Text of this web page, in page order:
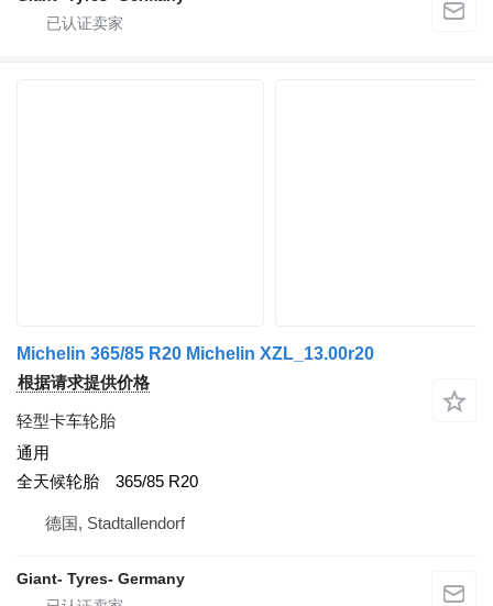
Michelin 365/85 R20 Michelin XZL_13.00r20
根据请求提供价格
轻型卡车轮胎
通用
全天候轮胎
365/85 R20
德国, Stadtallendorf
Giant- Tyres- Germany